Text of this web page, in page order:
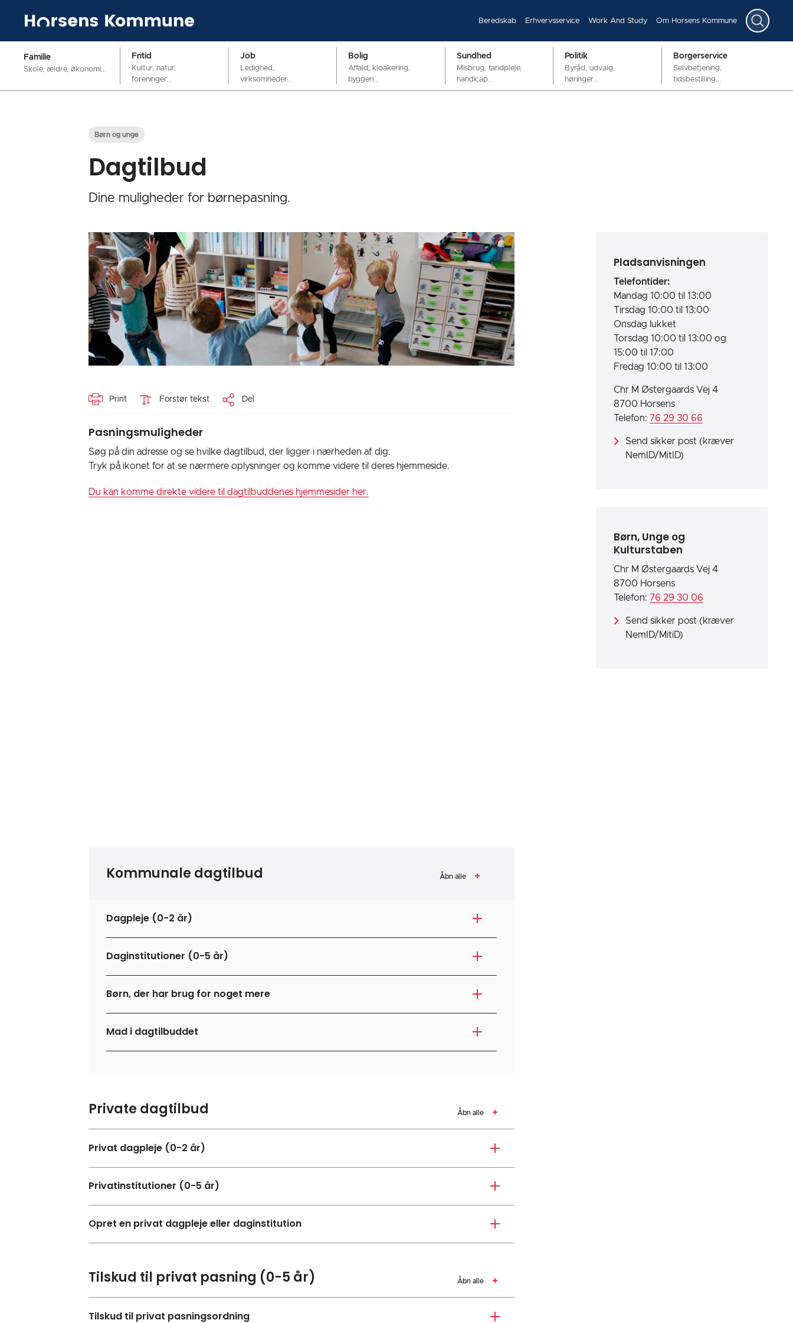
Beredskab Erhvervsservice Work And Study Om Horsens Kommune
Familie
Skole, ældre, økonomi...
Fritid
Kultur, natur,
foreninger...
Job
Ledighed,
virksomheder...
Bolig
Affald, kloakering,
byggeri...
Sundhed
Misbrug, tandpleje,
handicap...
Politik
Byråd, udvalg,
høringer...
Borgerservice
Selvbetjening,
tidsbestilling...
Børn og unge
Dagtilbud
Dine muligheder for børnepasning.
Print Forstør tekst Del
Pasningsmuligheder
Søg på din adresse og se hvilke dagtilbud, der ligger i nærheden af dig.
Tryk på ikonet for at se nærmere oplysninger og komme videre til deres hjemmeside.
Du kan komme direkte videre til dagtilbuddenes hjemmesider her.
Kommunale dagtilbud Åbn alle
Dagpleje (0-2 år)
Daginstitutioner (0-5 år)
Børn, der har brug for noget mere
Mad i dagtilbuddet
Private dagtilbud Åbn alle
Privat dagpleje (0-2 år)
Privatinstitutioner (0-5 år)
Opret en privat dagpleje eller daginstitution
Tilskud til privat pasning (0-5 år) Åbn alle
Tilskud til privat pasningsordning
Pladsanvisningen
Telefontider:
Mandag 10:00 til 13:00
Tirsdag 10:00 til 13:00
Onsdag lukket
Torsdag 10:00 til 13:00 og
15:00 til 17:00
Fredag 10:00 til 13:00
Chr M Østergaards Vej 4
8700 Horsens
Telefon: 76 29 30 66
Send sikker post (kræver
NemID/MitID)
Børn, Unge og
Kulturstaben
Chr M Østergaards Vej 4
8700 Horsens
Telefon: 76 29 30 06
Send sikker post (kræver
NemID/MitiD)